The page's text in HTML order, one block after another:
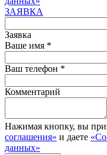
ЗАЯВКА
Заявка
Ваше имя *
Ваш телефон *
Комментарий
Нажимая кнопку, вы
соглашения» и даете
данных»